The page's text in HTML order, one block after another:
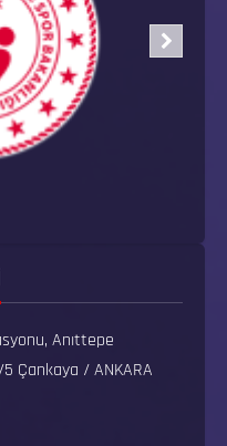
Anıttepe
Çankaya / ANKARA